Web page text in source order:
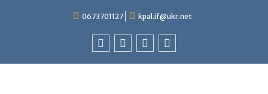
0673701127 kpal.if@ukr.net